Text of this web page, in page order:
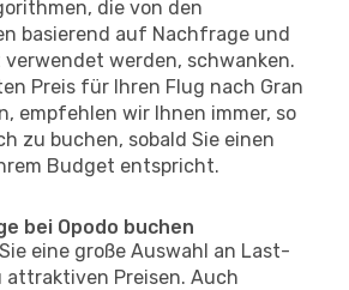
die von den
basierend auf Nachfrage und
werden, schwanken.
Preis für Ihren Flug nach Gran
empfehlen wir Ihnen immer, so
zu buchen, sobald Sie einen
Budget entspricht.
bei Opodo buchen
eine große Auswahl an Last-
Preisen. Auch